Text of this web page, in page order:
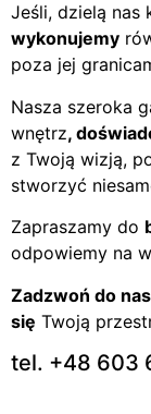
Jeśli, dzielą nas
wykonujemy
poza jej
Nasza szeroka
wnętrz,
z Twoją wizją,
stworzyć
Zapraszamy do
odpowiemy na
Zadzwoń do nas
się Twoją
tel. +48 603